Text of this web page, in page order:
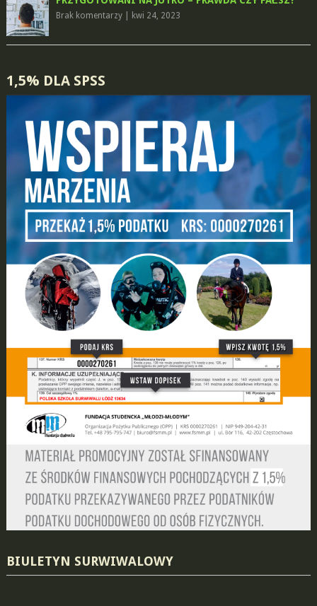
Brak komentarzy| kwi 24, 2023
1,5% DLA SPSS
BIULETYN SURWIWALOWY